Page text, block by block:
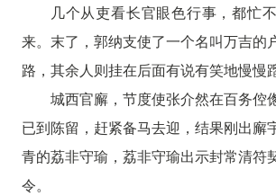
几个从吏看长官眼色行事，都忙
来。末了，郭纳支使了一个名叫万吉的
路，其余人则挂在后面有说有笑地慢慢
城西官廨，节度使张介然在百务倥
已到陈留，赶紧备马去迎，结果刚出廨
青的荔非守瑜，荔非守瑜出示封常清符
令。